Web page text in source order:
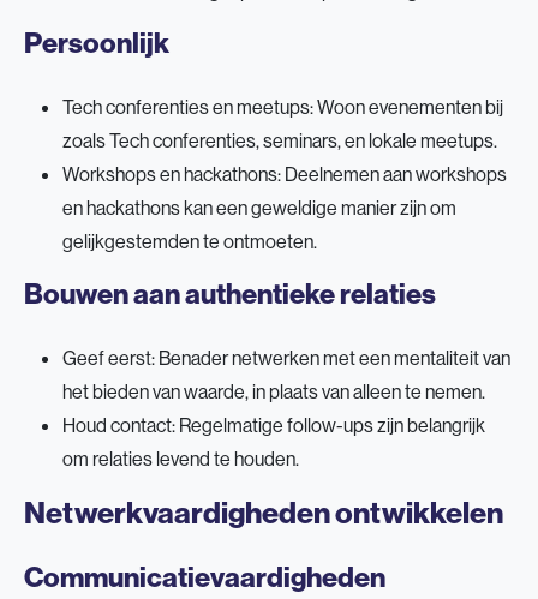
Persoonlijk
Tech conferenties en meetups: Woon evenementen bij
zoals Tech conferenties, seminars, en lokale meetups.
Workshops en hackathons: Deelnemen aan workshops
en hackathons kan een geweldige manier zijn om
gelijkgestemden te ontmoeten.
Bouwen aan authentieke relaties
Geef eerst: Benader netwerken met een mentaliteit van
het bieden van waarde, in plaats van alleen te nemen.
Houd contact: Regelmatige follow-ups zijn belangrijk
om relaties levend te houden.
Netwerkvaardigheden ontwikkelen
Communicatievaardigheden